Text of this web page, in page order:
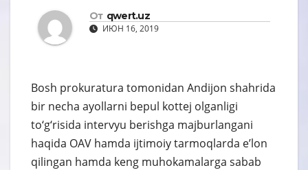
От qwert.uz
ИЮН 16, 2019
Bosh prokuratura tomonidan Andijon shahrida
bir necha ayollarni bepul kottej olganligi
to‘g‘risida intervyu berishga majburlangani
haqida OAV hamda ijtimoiy tarmoqlarda e’lon
qilingan hamda keng muhokamalarga sabab